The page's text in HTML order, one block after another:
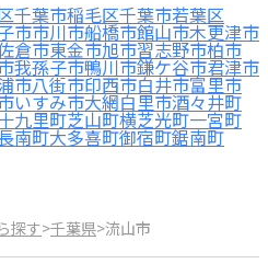
千葉市稲毛区千葉市若葉区
市市川市船橋市館山市木更津市
倉市東金市旭市習志野市柏市
我孫子市鴨川市鎌ケ谷市君津市
市八街市印西市白井市富里市
いすみ市大網白里市酒々井町
九里町芝山町横芝光町一宮町
南町大多喜町御宿町鋸南町
探す>千葉県>流山市